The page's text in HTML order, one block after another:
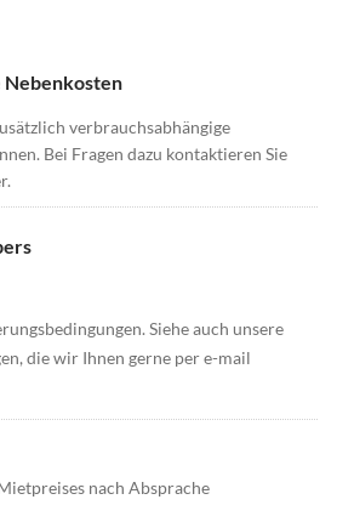
Nebenkosten
verbrauchsabhängige
Bei Fragen dazu kontaktieren Sie
Siehe auch unsere
die wir Ihnen gerne per e-mail
nach Absprache